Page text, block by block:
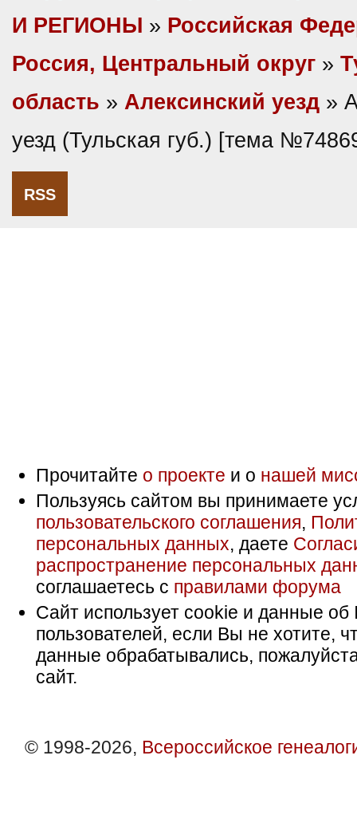
И РЕГИОНЫ » Российская
Россия, Центральный округ »
область » Алексинский уезд »
уезд (Тульская губ.) [тема
RSS
Прочитайте о проекте и о нашей
Пользуясь сайтом вы принимаете
пользовательского соглашения,
персональных данных, даете
распространение персональных
соглашаетесь с правилами форума
Сайт использует cookie и данные об
пользователей, если Вы не хотите,
данные обрабатывались,
сайт.
© 1998-2026, Всероссийское